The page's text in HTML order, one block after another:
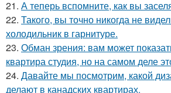
21. А теперь вспомните, как вы
22. Такого, вы точно никогда не
холодильник в гарнитуре.
23. Обман зрения: вам может
квартира студия, но на самом деле
24. Давайте мы посмотрим, какой
делают в канадских квартирах.